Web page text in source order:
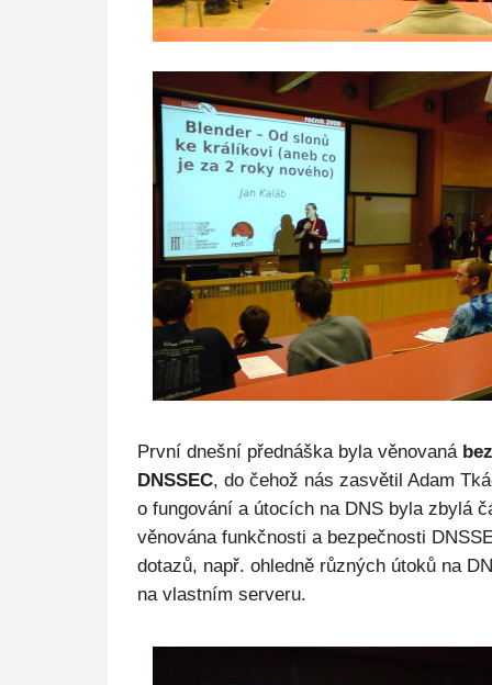
První dnešní přednáška byla věnovaná
DNSSEC, do čehož nás zasvětil Adam
o fungování a útocích na DNS byla zbylá
věnována funkčnosti a bezpečnosti
dotazů, např. ohledně různých útoků na
na vlastním serveru.